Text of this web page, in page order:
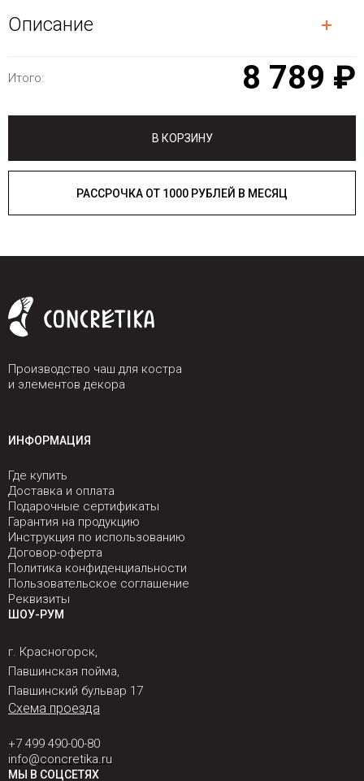
Описание
Итого: 8 789 ₽
В КОРЗИНУ
РАССРОЧКА ОТ 1000 РУБЛЕЙ В МЕСЯЦ
Производство чаш для костра
и элементов декора
ИНФОРМАЦИЯ
Где купить
Доставка и оплата
Подарочные сертификаты
Гарантия на продукцию
Инструкция по использованию
Договор-оферта
Политика конфиденциальности
Пользовательское соглашение
Реквизиты
ШОУ-РУМ
г. Красногорск,
Павшинская пойма,
Павшинский бульвар 17
Схема проезда
+7 499 490-00-80
info@concretika.ru
МЫ В СОЦСЕТЯХ